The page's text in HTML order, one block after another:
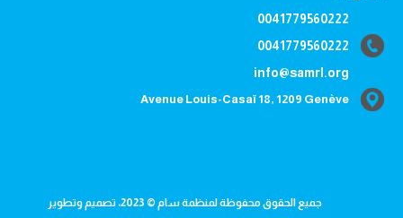
0041779560222
0041779560222
info@samrl.org
Avenue Louis-Casaï 18, 1209 Genève
جميع الحقوق محفوظة لمنظمة سام © 2023، تصميم وتطوير